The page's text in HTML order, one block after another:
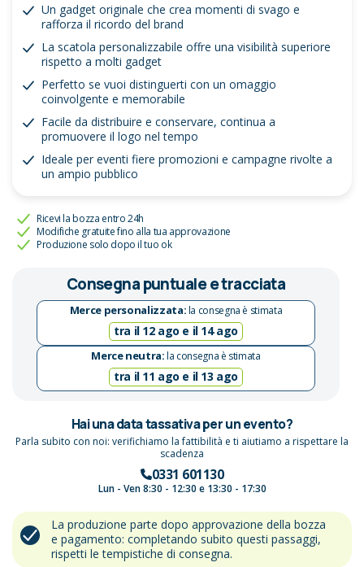
Un gadget originale che crea momenti di svago e
rafforza il ricordo del brand
La scatola personalizzabile offre una visibilità superiore
rispetto a molti gadget
Perfetto se vuoi distinguerti con un omaggio
coinvolgente e memorabile
Facile da distribuire e conservare, continua a
promuovere il logo nel tempo
Ideale per eventi fiere promozioni e campagne rivolte a
un ampio pubblico
Ricevi la bozza entro 24h
Modifiche gratuite fino alla tua approvazione
Produzione solo dopo il tuo ok
Consegna puntuale e tracciata
Merce personalizzata:la consegna è stimata
tra il 12 ago e il 14 ago
Merce neutra:la consegna è stimata
tra il 11 ago e il 13 ago
Hai una data tassativa per un evento?
Parla subito con noi: verifichiamo la fattibilità e ti aiutiamo a rispettare la
scadenza
0331 601130
Lun - Ven 8:30 - 12:30 e 13:30 - 17:30
La produzione parte dopo approvazione della bozza
e pagamento: completando subito questi passaggi,
rispetti le tempistiche di consegna.